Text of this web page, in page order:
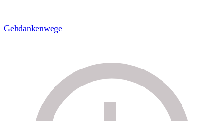
Gehdankenwege